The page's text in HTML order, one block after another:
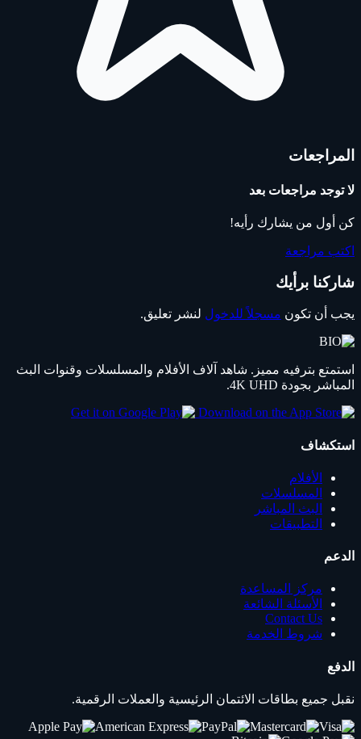
المراجعات
لا توجد مراجعات بعد
كن أول من يشارك رأيه!
اكتب مراجعة
شاركنا برأيك
يجب أن تكون مسجلاً للدخول لنشر تعليق.
استمتع بترفيه مميز. شاهد آلاف الأفلام والمسلسلات وقنوات البث
المباشر بجودة 4K UHD.
استكشاف
الأفلام
المسلسلات
البث المباشر
التطبيقات
الدعم
مركز المساعدة
الأسئلة الشائعة
Contact Us
شروط الخدمة
الدفع
نقبل جميع بطاقات الائتمان الرئيسية والعملات الرقمية.